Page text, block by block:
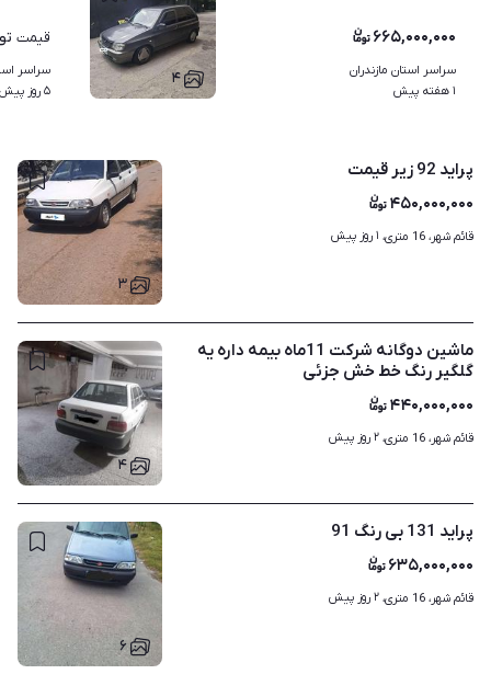
۴
۶۶۵,۰۰۰,۰۰۰
سراسر استان مازندران
۱ هفته پیش
قیمت
سراسر
۵ روز پیش
۳
پراید 92 زیر قیمت
۴۵۰,۰۰۰,۰۰۰
قائم شهر، 16 متری، ۱ روز پیش
۴
ماشین دوگانه شرکت 11ماه بیمه داره یه
گلگیر رنگ خط خش جزئی
۴۴۰,۰۰۰,۰۰۰
قائم شهر، 16 متری، ۲ روز پیش
۶
پراید 131 بی رنگ 91
۶۳۵,۰۰۰,۰۰۰
قائم شهر، 16 متری، ۲ روز پیش